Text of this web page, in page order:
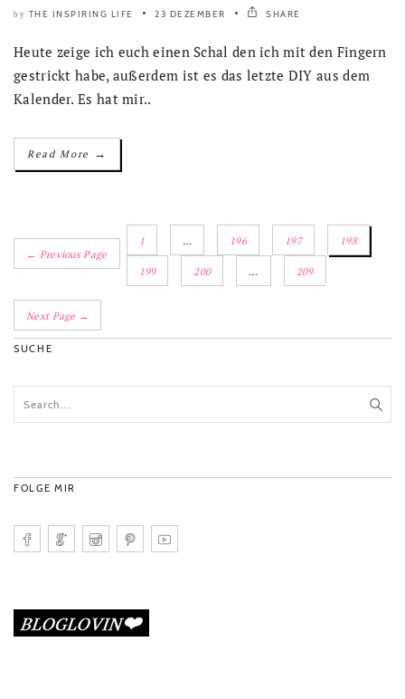
by THE INSPIRING LIFE 23 DEZEMBER SHARE
Heute zeige ich euch einen Schal den ich mit den Fingern
gestrickt habe, außerdem ist es das letzte DIY aus dem
Kalender. Es hat mir..
Read More →
← Previous Page
1 … 196 197 198
199 200 … 209
Next Page →
SUCHE
FOLGE MIR